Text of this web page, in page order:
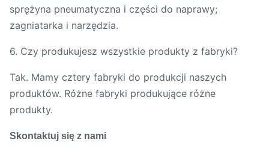
sprężyna pneumatyczna i części do naprawy;
zagniatarka i narzędzia.
6. Czy produkujesz wszystkie produkty z fabryki?
Tak. Mamy cztery fabryki do produkcji naszych
produktów. Różne fabryki produkujące różne
produkty.
Skontaktuj się z nami